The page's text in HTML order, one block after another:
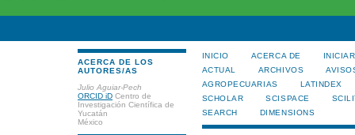
ACERCA DE LOS
AUTORES/AS
Julio Aguiar-Pech
ORCID iD Centro de
Investigación Científica de
Yucatán
México
INICIO ACERCA DE
ACTUAL
ARCHIVOS
AGROPECUARIAS
LATINDEX
SCHOLAR
SCISPACE
SEARCH
DIMENSIONS